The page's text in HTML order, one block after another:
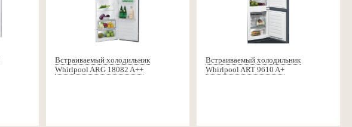
Встраиваемый холодильник
Whirlpool ARG 18082 A++
Встраиваемый холодильник
Whirlpool ART 9610 A+